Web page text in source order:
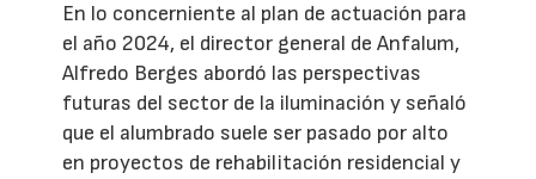
En lo concerniente al plan de actuación para
el año 2024, el director general de Anfalum,
Alfredo Berges abordó las perspectivas
futuras del sector de la iluminación y señaló
que el alumbrado suele ser pasado por alto
en proyectos de rehabilitación residencial y